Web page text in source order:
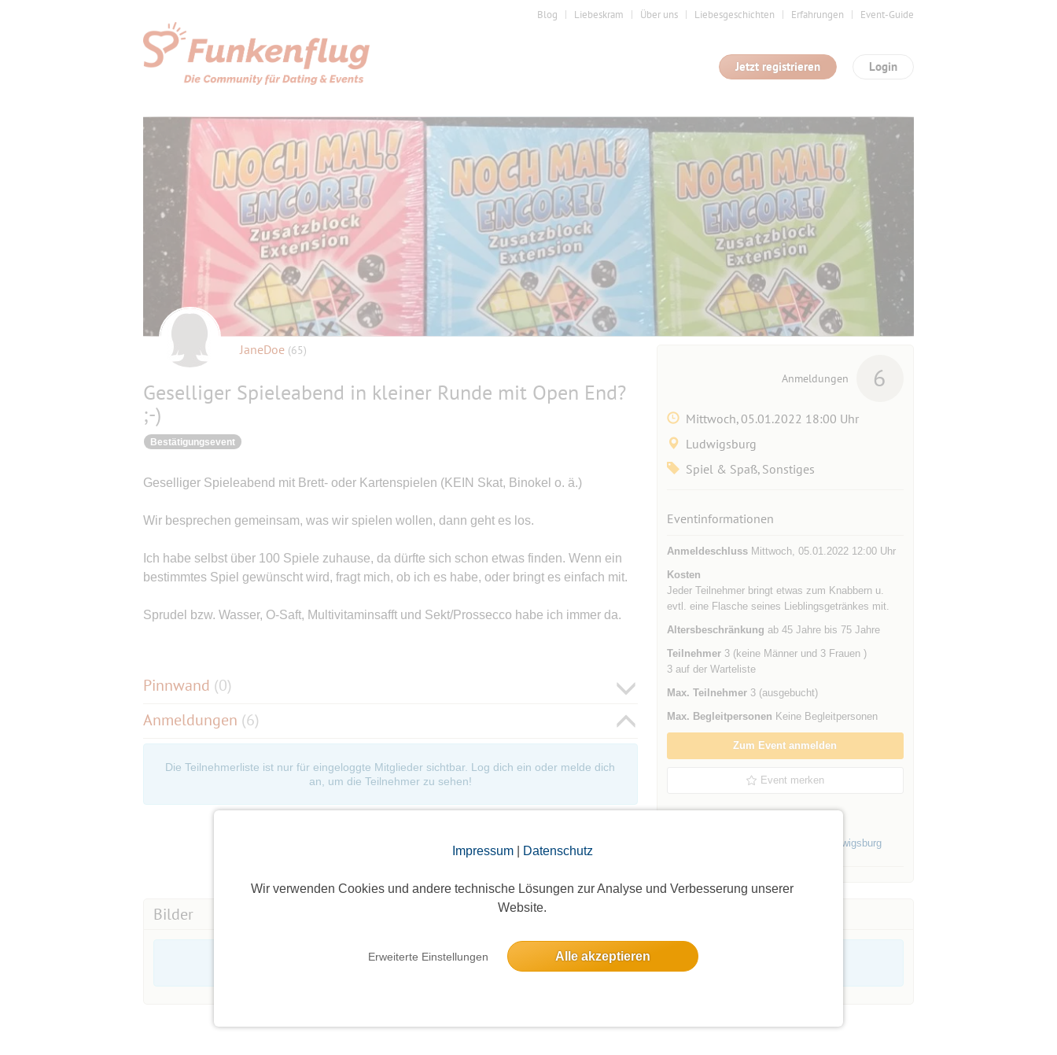
Impressum| Datenschutz
Wir verwenden Cookies und andere technische Lösungen zur Analyse und Verbesserung unserer
Website.
Erweiterte Einstellungen Alle akzeptieren
Blog Liebeskram Über uns Liebesgeschichten Erfahrungen Event-Guide
Login
Jetzt registrieren
JaneDoe (65)
Geselliger Spieleabend in kleiner Runde mit Open End?
;-)
Bestätigungsevent
Geselliger Spieleabend mit Brett- oder Kartenspielen (KEIN Skat, Binokel o. ä.)
Wir besprechen gemeinsam, was wir spielen wollen, dann geht es los.
Ich habe selbst über 100 Spiele zuhause, da dürfte sich schon etwas finden. Wenn ein
bestimmtes Spiel gewünscht wird, fragt mich, ob ich es habe, oder bringt es einfach mit.
Sprudel bzw. Wasser, O-Saft, Multivitaminsafft und Sekt/Prossecco habe ich immer da.
Pinnwand (0)
Anmeldungen (6)
Die Teilnehmerliste ist nur für eingeloggte Mitglieder sichtbar. Log dich ein oder melde dich
an, um die Teilnehmer zu sehen!
Anmeldungen 6
Mittwoch, 05.01.2022 18:00 Uhr
Ludwigsburg
Spiel & Spaß, Sonstiges
Eventinformationen
AnmeldeschlussMittwoch, 05.01.2022 12:00 Uhr
Kosten
Jeder Teilnehmer bringt etwas zum Knabbern u.
evtl. eine Flasche seines Lieblingsgetränkes mit.
Altersbeschränkung ab 45 Jahre bis 75 Jahre
Teilnehmer3 (keine Männer und 3 Frauen )
3 auf der Warteliste
Max. Teilnehmer3 (ausgebucht)
Max. Begleitpersonen Keine Begleitpersonen
Zum Event anmelden
Event merken
Ludwigsburg
Bilder
Die Bildergalerien sind nur für eingeloggte Mitglieder sichtbar.